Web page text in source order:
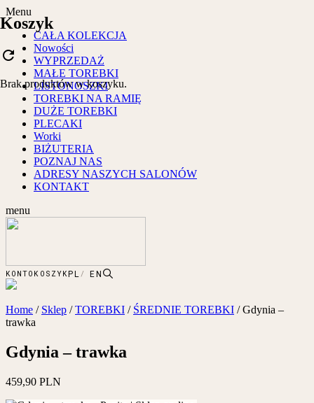
Menu
CAŁA KOLEKCJA
Nowości
WYPRZEDAŻ
MAŁE TOREBKI
LISTONOSZKI
TOREBKI NA RAMIĘ
DUŻE TOREBKI
PLECAKI
Worki
BIŻUTERIA
POZNAJ NAS
ADRESY NASZYCH SALONÓW
KONTAKT
menu
KONTO KOSZYKPL EN
Home / Sklep /TOREBKI / ŚREDNIE TOREBKI /Gdynia –
trawka
Gdynia – trawka
459,90 PLN
Koszyk
refresh
Brak produktów w koszyku.